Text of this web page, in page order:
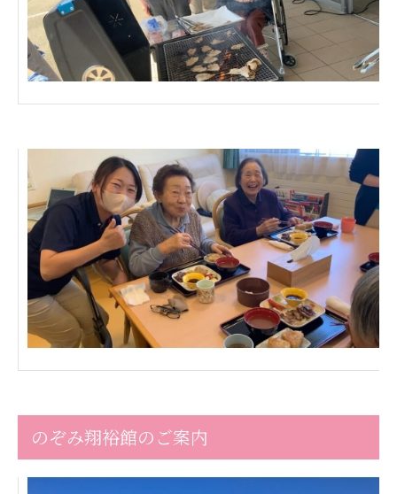
医療法人社団 鴻愛会
こうのす共生病院
OKP with Life クリニック
医療法人 京都翔医会
西京都病院
西京都クリニック
洛桂の郷
桂寿の郷
訪問看護ステーション秋桜
上桂の郷
ファミリエール吉祥院
教育（共に生きる仲間達）
国際医療専門学校 浦和学院高等学校
のぞみ翔裕館のご案内